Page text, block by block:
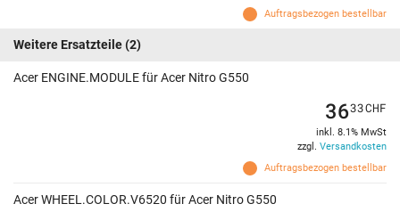
Auftragsbezogen bestellbar
Weitere Ersatzteile(2)
Acer ENGINE.MODULE für Acer Nitro G550
Auftragsbezogen bestellbar
3633CHF
inkl. 8.1% MwSt
zzgl. Versandkosten
Acer WHEEL.COLOR.V6520 für Acer Nitro G550